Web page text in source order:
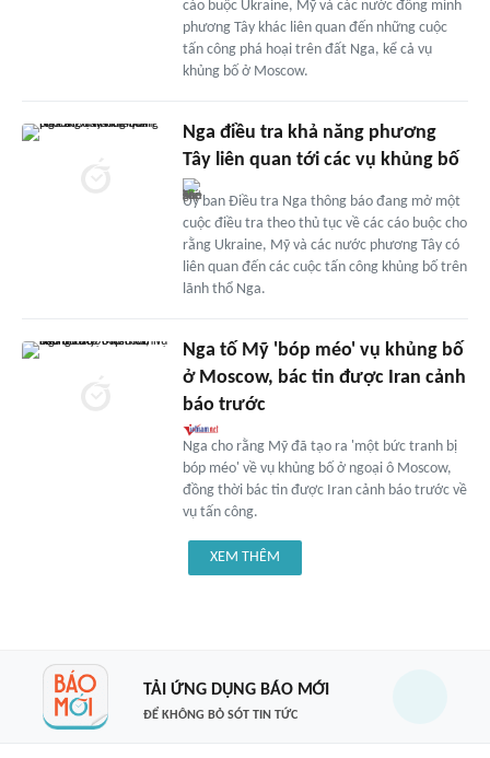
cáo buộc Ukraine, Mỹ và các nước đồng minh
phương Tây khác liên quan đến những cuộc
tấn công phá hoại trên đất Nga, kể cả vụ
khủng bố ở Moscow.
Nga điều tra khả năng phương
Tây liên quan tới các vụ khủng bố
Ủy ban Điều tra Nga thông báo đang mở một
cuộc điều tra theo thủ tục về các cáo buộc cho
rằng Ukraine, Mỹ và các nước phương Tây có
liên quan đến các cuộc tấn công khủng bố trên
lãnh thổ Nga.
Nga tố Mỹ 'bóp méo' vụ khủng bố
ở Moscow, bác tin được Iran cảnh
báo trước
Nga cho rằng Mỹ đã tạo ra 'một bức tranh bị
bóp méo' về vụ khủng bố ở ngoại ô Moscow,
đồng thời bác tin được Iran cảnh báo trước về
vụ tấn công.
XEM THÊM
TẢI ỨNG DỤNG BÁO MỚI
ĐỂ KHÔNG BỎ SÓT TIN TỨC